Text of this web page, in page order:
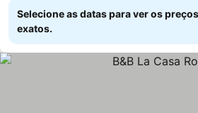
Selecione as datas para ver os preços
exatos.